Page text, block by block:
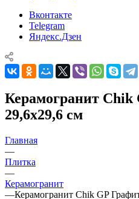
Вконтакте
Telegram
Яндекс.Дзен
Керамогранит
29,6x29,6 см
Главная
—
Плитка
—
Керамогранит
—Керамогранит Chik GP